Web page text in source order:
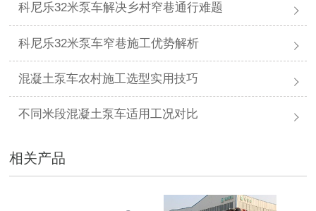
科尼乐32米泵车解决乡村窄巷通行难题
科尼乐32米泵车窄巷施工优势解析
混凝土泵车农村施工选型实用技巧
不同米段混凝土泵车适用工况对比
相关产品